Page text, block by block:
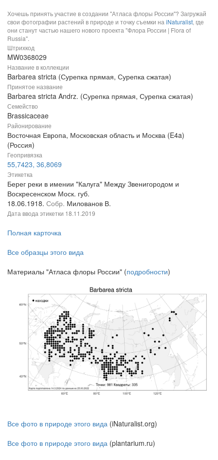
Хочешь принять участие в создании "Атласа флоры России"? Загружай
свои фотографии растений в природе и точку съемки на iNaturalist, где
они станут частью нашего нового проекта "Флора России | Flora of
Russia".
Штрихкод
MW0368029
Название в коллекции
Barbarea stricta (Сурепка прямая, Сурепка сжатая)
Принятое название
Barbarea stricta Andrz. (Сурепка прямая, Сурепка сжатая)
Семейство
Brassicaceae
Районирование
Восточная Европа, Московская область и Москва (E4a)
(Россия)
Геопривязка
55,7423, 36,8069
Этикетка
Берег реки в имении "Калуга" Между Звенигородом и
Воскресенском Моск. губ.
18.06.1918. Собр. Милованов В.
Дата ввода этикетки 18.11.2019
Полная карточка
Все образцы этого вида
Материалы "Атласа флоры России" (подробности)
Все фото в природе этого вида (iNaturalist.org)
Все фото в природе этого вида (plantarium.ru)